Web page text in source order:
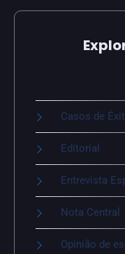
Casos de
Editorial
Entrevista
Nota Central
Opinião de